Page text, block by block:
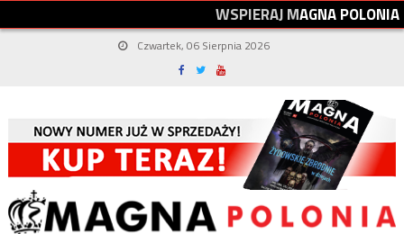
WSPIERAJMAGNAPOLONIA
Czwartek, 06 Sierpnia 2026